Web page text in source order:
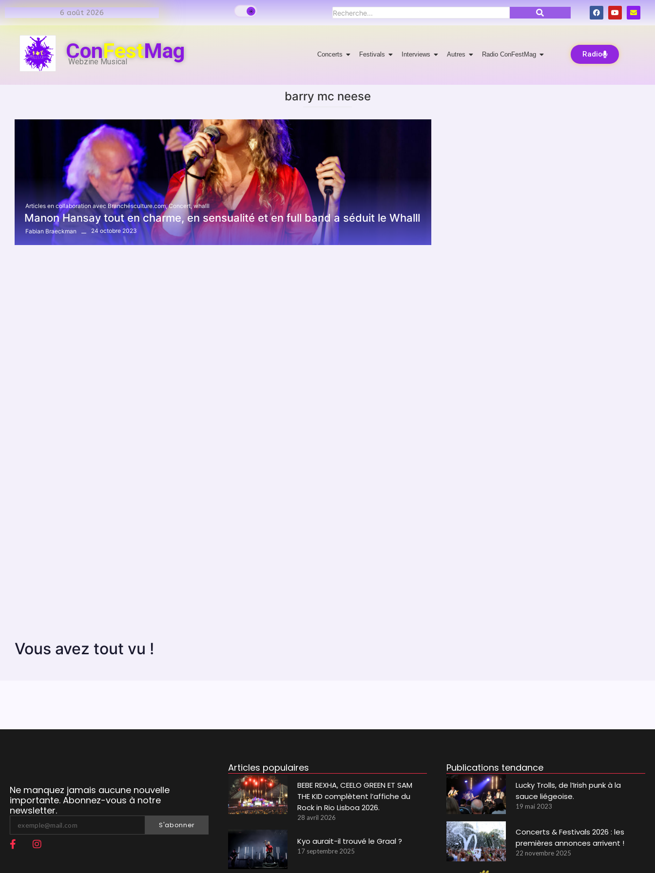
6 août 2026
ConFestMag
Webzine Musical
Concerts Festivals Interviews Autres Radio ConFestMag Radio
barry mc neese
Articles en collaboration avec Branchésculture.com, Concert whalll
Manon Hansay tout en charme, en sensualité et en full band a séduit le Whalll
Fabian Braeckman 24 octobre 2023
Vous avez tout vu !
Ne manquez jamais aucune nouvelle
importante. Abonnez-vous à notre
newsletter.
S'abonner
Articles populaires
BEBE REXHA, CEELO GREEN ET SAM
THE KID complètent l’affiche du
Rock in Rio Lisboa 2026.
28 avril 2026
Kyo aurait-il trouvé le Graal ?
17 septembre 2025
Publications tendance
Lucky Trolls, de l’Irish punk à la
sauce liégeoise.
19 mai 2023
Concerts & Festivals 2026 : les
premières annonces arrivent !
22 novembre 2025